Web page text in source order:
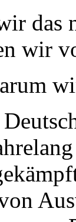
das
wir